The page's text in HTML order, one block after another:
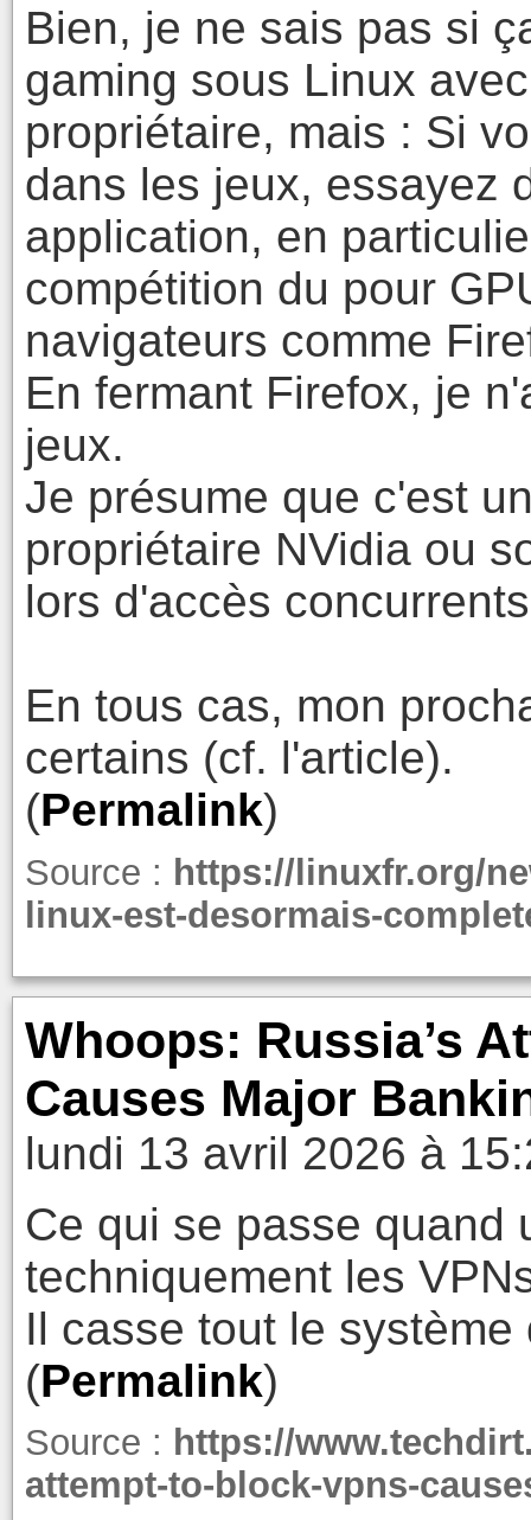
Bien, je ne sais pas si
gaming sous Linux
propriétaire, mais : Si
dans les jeux, essayez
application, en
compétition du pour
navigateurs comme
En fermant Firefox, je
jeux.
Je présume que c'est
propriétaire NVidia ou
lors d'accès
En tous cas, mon
certains (cf. l'article).
(Permalink)
Source : https://linuxfr.org/
linux-est-desormais-
Whoops: Russia’s
Causes Major
lundi 13 avril 2026 à
Ce qui se passe quand
techniquement les
Il casse tout le
(Permalink)
Source : https://
attempt-to-block-vpns-